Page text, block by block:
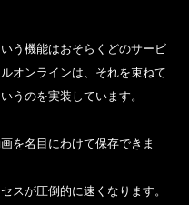
う機能はおそらくどのサービ
オンラインは、それを束ねて
うのを実装しています。
を名目にわけて保存できま
スが圧倒的に速くなります。